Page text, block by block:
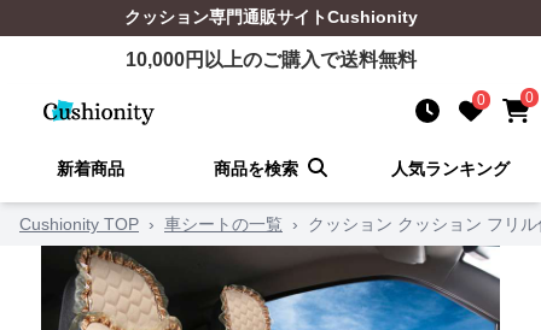
クッション専門通販サイトCushionity
10,000円以上のご購入で送料無料
0 0
新着商品 商品を検索 人気ランキング
Cushionity TOP › 車シートの一覧 › クッション クッション フリ